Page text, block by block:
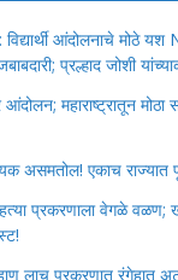
: विद्यार्थी आंदोलनाचे मोठे
प्रल्हाद जोशी
महाराष्ट्रातून मोठा
असमतोल! एकाच
प्रकरणाला वेगळे वळण;
लाच प्रकरणात रंगेहात